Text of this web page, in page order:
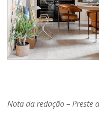
Nota da redação – Preste